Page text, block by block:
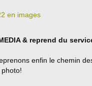
& reprend du
enfin le chemin